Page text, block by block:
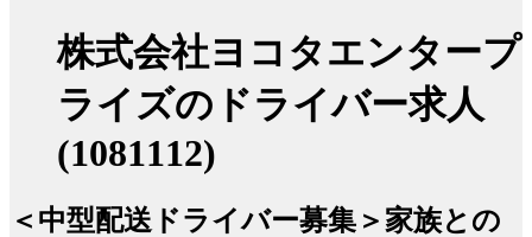
株式会社ヨコタエンタープ
ライズのドライバー求人
(1081112)
＜中型配送ドライバー募集＞家族との